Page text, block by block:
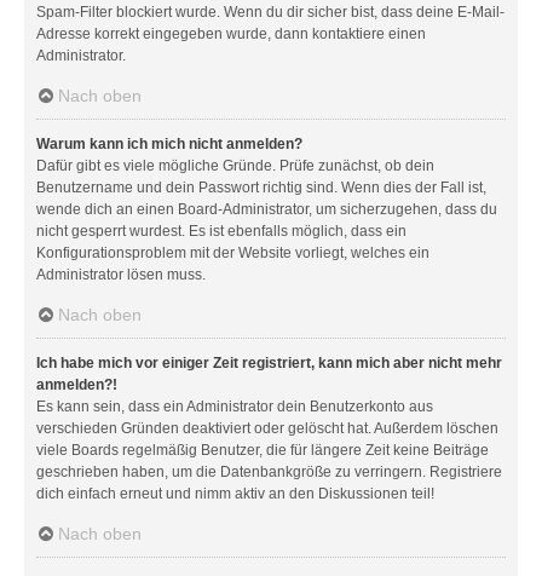
Spam-Filter blockiert wurde. Wenn du dir sicher bist, dass deine E-Mail-
Adresse korrekt eingegeben wurde, dann kontaktiere einen
Administrator.
Nach oben
Warum kann ich mich nicht anmelden?
Dafür gibt es viele mögliche Gründe. Prüfe zunächst, ob dein
Benutzername und dein Passwort richtig sind. Wenn dies der Fall ist,
wende dich an einen Board-Administrator, um sicherzugehen, dass du
nicht gesperrt wurdest. Es ist ebenfalls möglich, dass ein
Konfigurationsproblem mit der Website vorliegt, welches ein
Administrator lösen muss.
Nach oben
Ich habe mich vor einiger Zeit registriert, kann mich aber nicht mehr
anmelden?!
Es kann sein, dass ein Administrator dein Benutzerkonto aus
verschieden Gründen deaktiviert oder gelöscht hat. Außerdem löschen
viele Boards regelmäßig Benutzer, die für längere Zeit keine Beiträge
geschrieben haben, um die Datenbankgröße zu verringern. Registriere
dich einfach erneut und nimm aktiv an den Diskussionen teil!
Nach oben